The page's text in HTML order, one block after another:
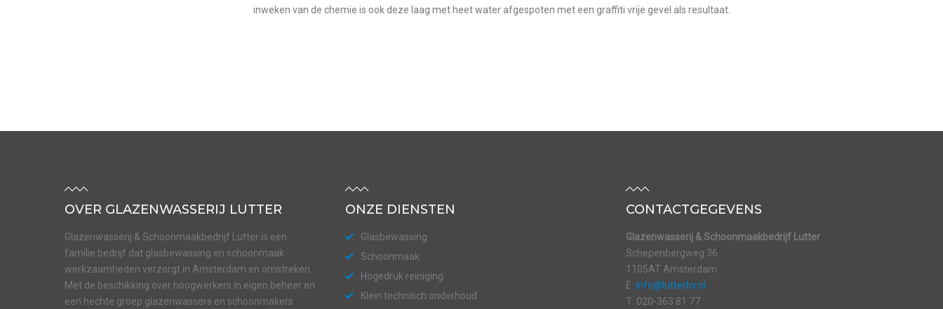
inweken van de chemie is ook deze laag met heet water afgespoten met een graffiti vrije gevel als resultaat.
OVER GLAZENWASSERIJ LUTTER
Glazenwasserij & Schoonmaakbedrijf Lutter is een
familie bedrijf dat glasbewassing en schoonmaak
werkzaamheden verzorgt in Amsterdam en omstreken.
Met de beschikking over hoogwerkers in eigen beheer en
een hechte groep glazenwassers en schoonmakers
ONZE DIENSTEN
Glasbewassing
Schoonmaak
Hogedruk reiniging
Klein technisch onderhoud
CONTACTGEGEVENS
Glazenwasserij & Schoonmaakbedrijf Lutter
Schepenbergweg 36
1105AT Amsterdam
E: info@lutterbv.nl
T: 020-363 81 77